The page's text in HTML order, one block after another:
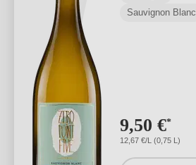
Sauvignon Blanc
9,50 €*
12,67 €/L (0,75 L)